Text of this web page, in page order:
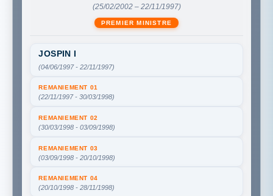
(25/02/2002 – 22/11/1997)
PREMIER MINISTRE
JOSPIN I
(04/06/1997 - 22/11/1997)
REMANIEMENT 01
(22/11/1997 - 30/03/1998)
REMANIEMENT 02
(30/03/1998 - 03/09/1998)
REMANIEMENT 03
(03/09/1998 - 20/10/1998)
REMANIEMENT 04
(20/10/1998 - 28/11/1998)